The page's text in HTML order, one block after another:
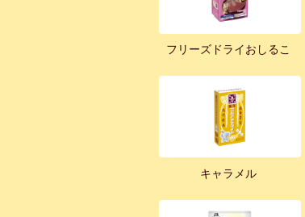
フリーズドライおしるこ
キャラメル